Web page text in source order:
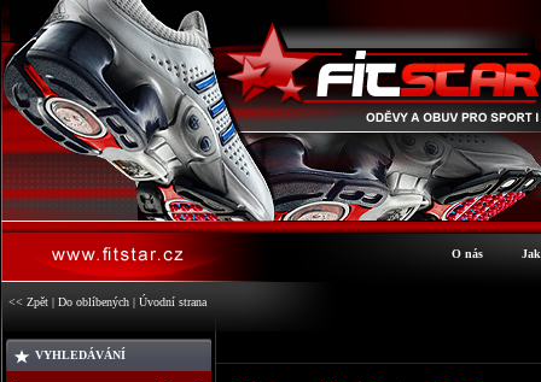
O nás
<< Zpět | Do oblíbených | Úvodní strana
VYHLEDÁVÁNÍ